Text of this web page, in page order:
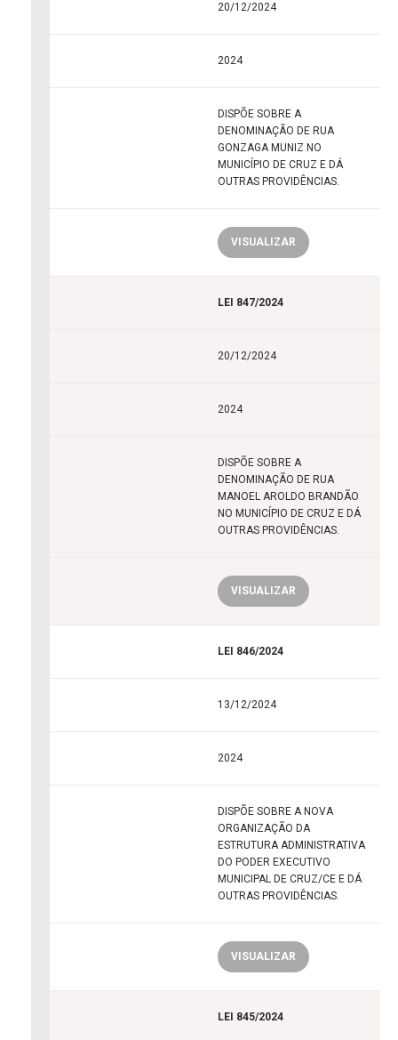
20/12/2024
2024
DISPÕE SOBRE A
DENOMINAÇÃO DE RUA
GONZAGA MUNIZ NO
MUNICÍPIO DE CRUZ E DÁ
OUTRAS PROVIDÊNCIAS.
VISUALIZAR
LEI 847/2024
20/12/2024
2024
DISPÕE SOBRE A
DENOMINAÇÃO DE RUA
MANOEL AROLDO BRANDÃO
NO MUNICÍPIO DE CRUZ E DÁ
OUTRAS PROVIDÊNCIAS.
VISUALIZAR
LEI 846/2024
13/12/2024
2024
DISPÕE SOBRE A NOVA
ORGANIZAÇÃO DA
ESTRUTURA ADMINISTRATIVA
DO PODER EXECUTIVO
MUNICIPAL DE CRUZ/CE E DÁ
OUTRAS PROVIDÊNCIAS.
VISUALIZAR
LEI 845/2024